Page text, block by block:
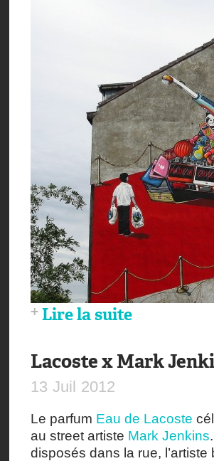
Lire la suite
Lacoste x Mark
13 Juil 2012
Le parfum Eau de Lacoste
au street artiste Mark Jenkins
disposés dans la rue,